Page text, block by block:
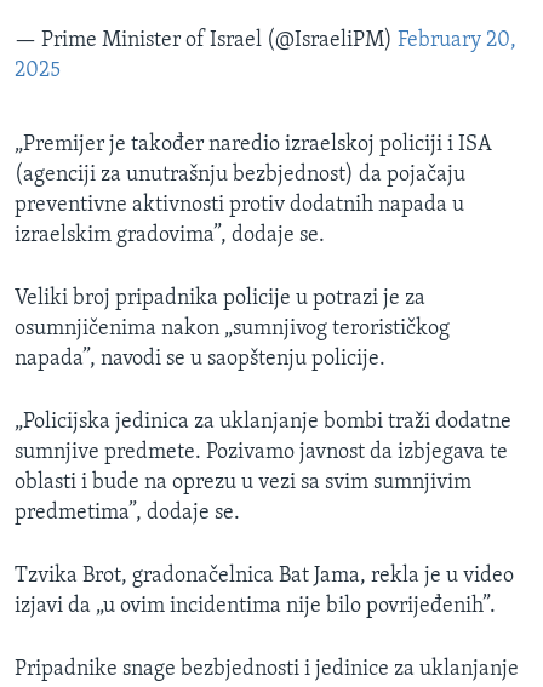
— Prime Minister of Israel (@IsraeliPM) February 20,
2025
„Premijer je također naredio izraelskoj policiji i ISA
(agenciji za unutrašnju bezbjednost) da pojačaju
preventivne aktivnosti protiv dodatnih napada u
izraelskim gradovima”, dodaje se.
Veliki broj pripadnika policije u potrazi je za
osumnjičenima nakon „sumnjivog terorističkog
napada”, navodi se u saopštenju policije.
„Policijska jedinica za uklanjanje bombi traži dodatne
sumnjive predmete. Pozivamo javnost da izbjegava te
oblasti i bude na oprezu u vezi sa svim sumnjivim
predmetima”, dodaje se.
Tzvika Brot, gradonačelnica Bat Jama, rekla je u video
izjavi da „u ovim incidentima nije bilo povrijeđenih”.
Pripadnike snage bezbjednosti i jedinice za uklanjanje